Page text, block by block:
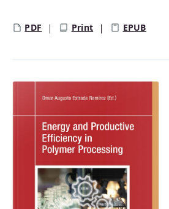
PDF Print EPUB